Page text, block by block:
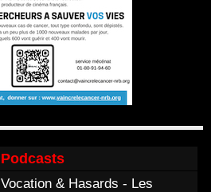
Podcasts
Vocation & Hasards - Les